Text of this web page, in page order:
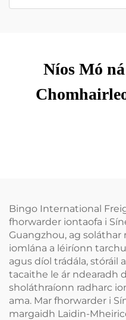
Níos Mó
Bingo International
fhorwarder iontaofa i
Guangzhou, ag
iomlána a léiríonn
agus díol trádála, stóráil
tacaithe le ár ndearadh
sholáthraíonn radharc
ama. Mar fhorwarder i
margaidh Laidin-